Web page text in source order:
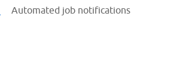
Automated job notifications